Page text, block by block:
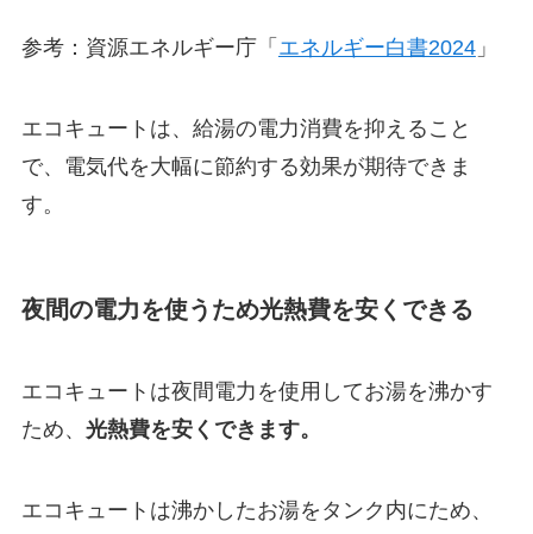
参考：資源エネルギー庁「 エネルギー白書2024」
エコキュートは、給湯の電力消費を抑えること
で、電気代を大幅に節約する効果が期待できま
す。
夜間の電力を使うため光熱費を安くできる
エコキュートは夜間電力を使用してお湯を沸かす
ため、 光熱費を安くできます。
エコキュートは沸かしたお湯をタンク内にため、